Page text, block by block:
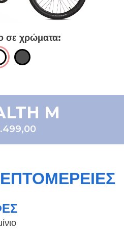
σε χρώματα:
M